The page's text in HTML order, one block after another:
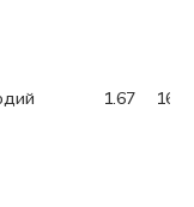
1.67 16.5